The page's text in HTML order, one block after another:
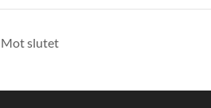
Mot slutet